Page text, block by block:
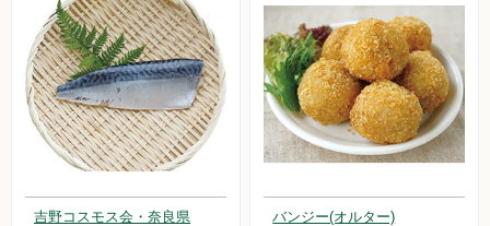
返品・キャンセルについて
お支払い方法について
賞味期限について
よくあるご質問
オルター品もの
吉野コスモス会・奈良県 バンジー(オルター)